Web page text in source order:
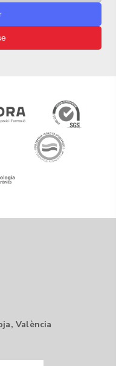
València